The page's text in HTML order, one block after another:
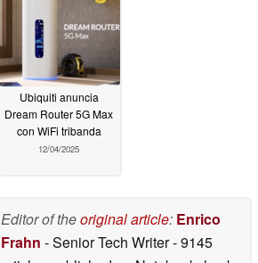
Ubiquiti anuncia
Dream Router 5G Max
con WiFi tribanda
12/04/2025
Editor of theoriginal article: Enrico
Frahn - Senior Tech Writer- 9145